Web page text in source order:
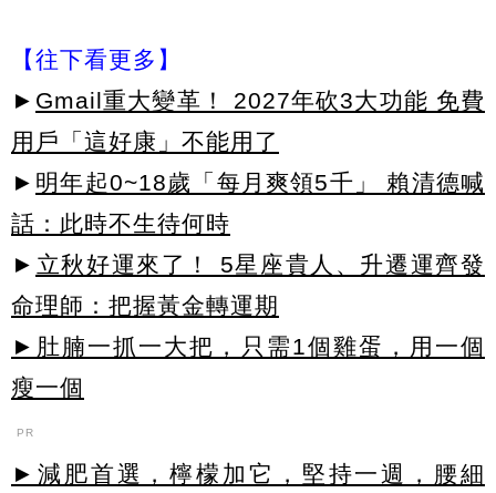
【往下看更多】
► Gmail重大變革！ 2027年砍3大功能 免費
用戶「這好康」不能用了
► 明年起0~18歲「每月爽領5千」 賴清德喊
話：此時不生待何時
► 立秋好運來了！ 5星座貴人、升遷運齊發
命理師：把握黃金轉運期
►肚腩一抓一大把，只需1個雞蛋，用一個
瘦一個
PR
►減肥首選，檸檬加它，堅持一週，腰細